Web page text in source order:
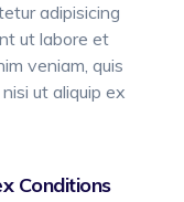
adipisicing
ut labore et
veniam, quis
ut aliquip ex
Conditions